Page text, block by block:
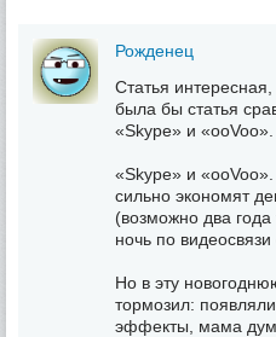
Рожденец
Статья
была бы статья
«Skype» и «ooVoo».
«Skype» и
сильно экономят
(возможно два
ночь по
Но в эту
тормозил:
эффекты, мама